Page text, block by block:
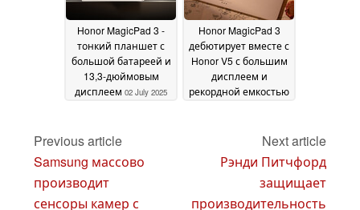
Honor MagicPad 3 -
тонкий планшет с
большой батареей и
13,3-дюймовым
дисплеем 02 July 2025
Honor MagicPad 3
дебютирует вместе с
Honor V5 с большим
дисплеем и
рекордной емкостью
Previous article
Samsung массово
производит
сенсоры камер с
Next article
Рэнди Питчфорд
защищает
производительность